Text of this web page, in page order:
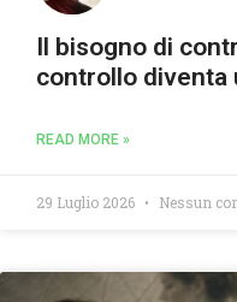
Il bisogno di
controllo diventa
READ MORE »
29 Luglio 2026 Nessun